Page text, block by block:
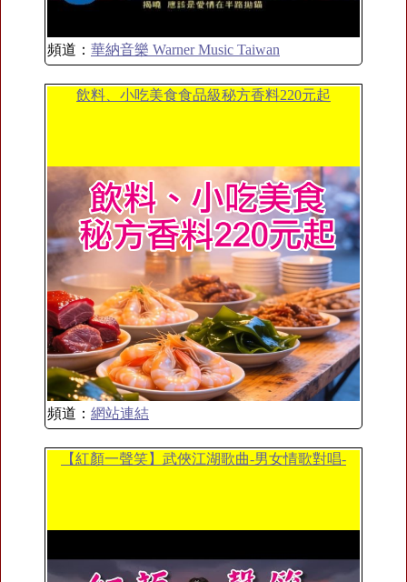
頻道： 華納音樂 Warner Music Taiwan
飲料、小吃美食食品級秘方香料220元起
頻道： 網站連結
【紅顏一聲笑】武俠江湖歌曲-男女情歌對唱-